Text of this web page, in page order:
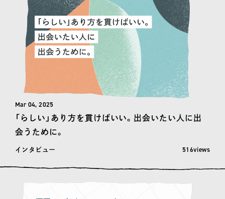
Mar 04, 2025
「らしい」あり方を貫けばいい。出会いたい人に出
会うために。
インタビュー 閲覧数: 516
516views